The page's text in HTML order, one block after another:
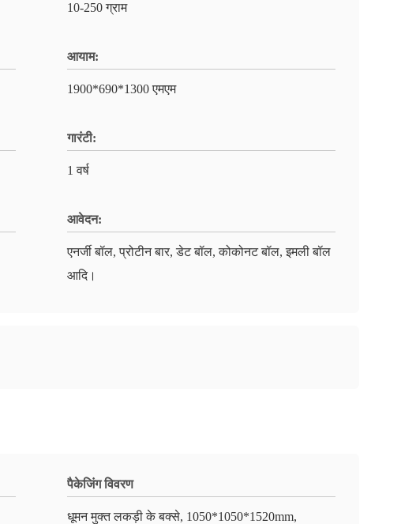
10-250 ग्राम
आयाम:
1900*690*1300 एमएम
गारंटी:
1 वर्ष
आवेदन:
एनर्जी बॉल, प्रोटीन बार, डेट बॉल, कोकोनट बॉल, इमली बॉल
आदि।
पैकेजिंग विवरण
धूमन मुक्त लकड़ी के बक्से, 1050*1050*1520mm,